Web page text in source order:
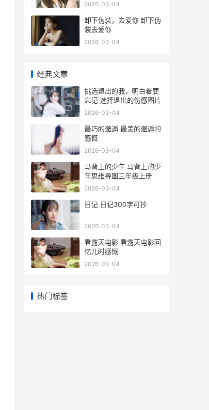
2026-03-04
卸下伪装，去爱你 卸下伪
装去爱你
2026-03-04
经典文章
挑选退出的我，明白着要
忘记 选择退出的伤感图片
2026-03-04
最巧的邂逅 最美的邂逅的
感慨
2026-03-04
马背上的少年 马背上的少
年思维导图三年级上册
2026-03-04
日记 日记300字可抄
2026-03-04
看露天电影 看露天电影回
忆儿时感慨
2026-03-04
热门标签